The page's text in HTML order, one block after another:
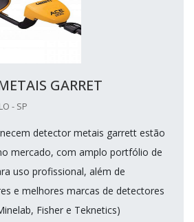
GARRET
- SP
detector metais garrett estão
mercado, com amplo portfólio de
uso profissional, além de
e melhores marcas de detectores
Fisher e Teknetics)